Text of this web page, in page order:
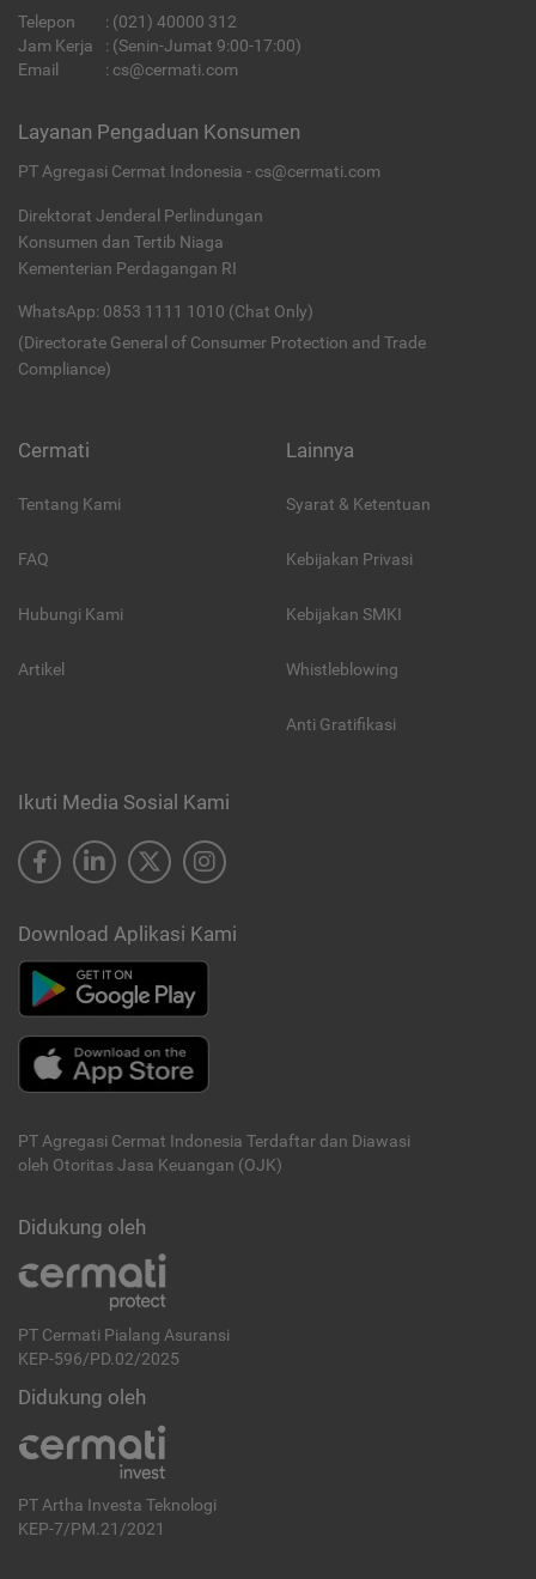
Telepon : (021) 40000 312
Jam Kerja
: (Senin-Jumat 9:00-17:00)
Email
: cs@cermati.com
Layanan Pengaduan Konsumen
PT Agregasi Cermat Indonesia - cs@cermati.com
Direktorat Jenderal Perlindungan
Konsumen dan Tertib Niaga
Kementerian Perdagangan RI
WhatsApp: 0853 1111 1010 (Chat Only)
(Directorate General of Consumer Protection and Trade
Compliance)
Cermati
Tentang Kami
FAQ
Hubungi Kami
Artikel
Lainnya
Syarat & Ketentuan
Kebijakan Privasi
Kebijakan SMKI
Whistleblowing
Anti Gratifikasi
Ikuti Media Sosial Kami
Download Aplikasi Kami
PT Agregasi Cermat Indonesia Terdaftar dan Diawasi
oleh Otoritas Jasa Keuangan (OJK)
Didukung oleh
PT Cermati Pialang Asuransi
KEP-596/PD.02/2025
Didukung oleh
PT Artha Investa Teknologi
KEP-7/PM.21/2021